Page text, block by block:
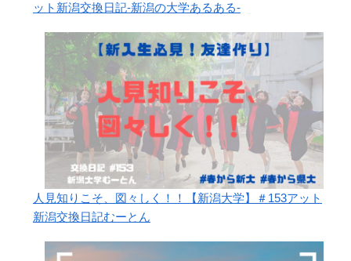
ット新潟交換日記-新潟の大学あるある-
人見知りこそ、図々しく！！【新潟大学】＃153アット
新潟交換日記むーとん